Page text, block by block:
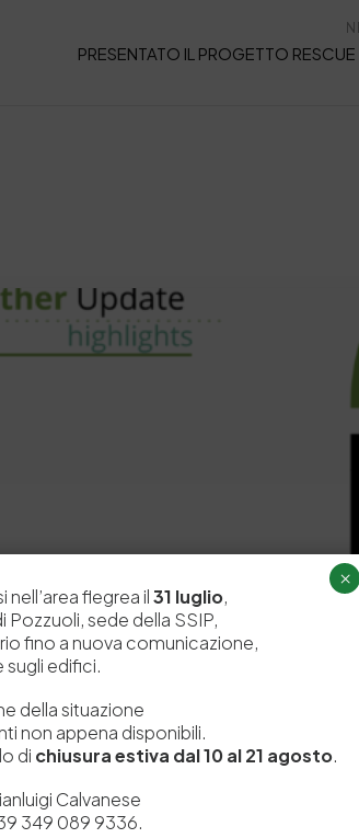
2025
scientifici e curiosità dal mondo della
lettura! LEATHER UPDATE
flegrea il31 luglio,
sede della SSIP,
fino a nuova comunicazione,
edifici.
della situazione
non appena disponibili.
di chiusura estiva dal 10 al 21 agosto.
Calvanese
349 089 9336.
×